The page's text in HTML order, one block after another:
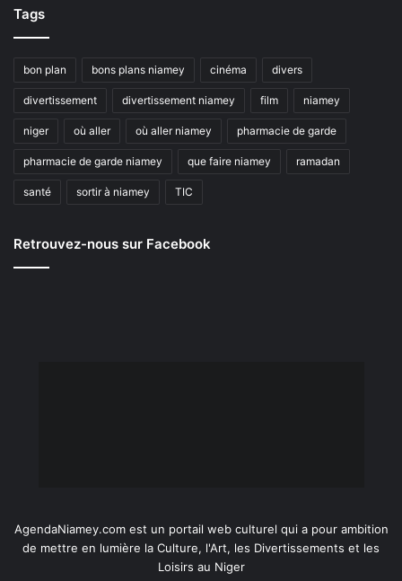
Tags
bon plan bons plans niamey cinéma divers
divertissement divertissement niamey film niamey
niger où aller où aller niamey pharmacie de garde
pharmacie de garde niamey que faire niamey ramadan
santé sortir à niamey TIC
Retrouvez-nous sur Facebook
AgendaNiamey.com est un portail web culturel qui a pour ambition
de mettre en lumière la Culture, l'Art, les Divertissements et les
Loisirs au Niger